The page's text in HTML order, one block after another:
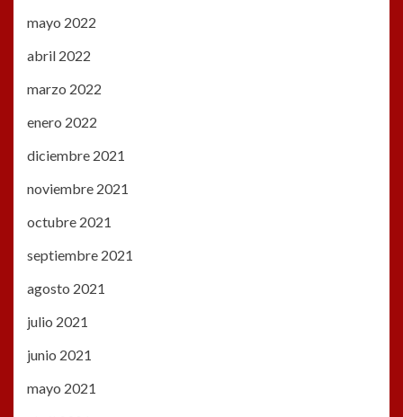
mayo 2022
abril 2022
marzo 2022
enero 2022
diciembre 2021
noviembre 2021
octubre 2021
septiembre 2021
agosto 2021
julio 2021
junio 2021
mayo 2021